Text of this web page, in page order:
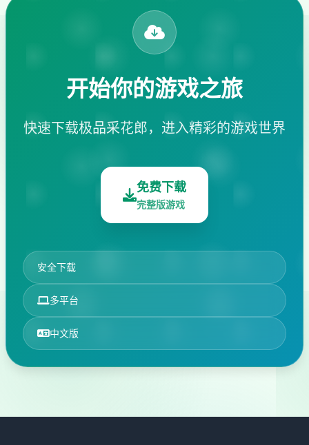
开始你的游戏之旅
快速下载极品采花郎，进入精彩的游戏世界
免费下载
完整版游戏
安全下载
多平台
中文版